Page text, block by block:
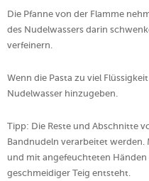
Die Pfanne von der Flamme
des Nudelwassers darin
verfeinern.
Wenn die Pasta zu viel
Nudelwasser hinzugeben.
Tipp: Die Reste und Abschnitte
Bandnudeln verarbeitet werden.
und mit angefeuchteten
geschmeidiger Teig entsteht.